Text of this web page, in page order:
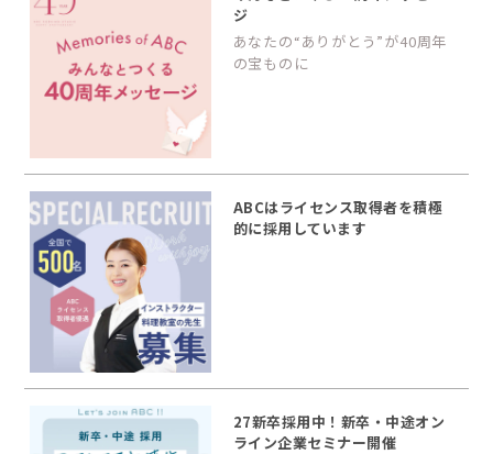
ジ
あなたの“ありがとう”が40周年
の宝ものに
ABCはライセンス取得者を積極
的に採用しています
27新卒採用中！新卒・中途オン
ライン企業セミナー開催